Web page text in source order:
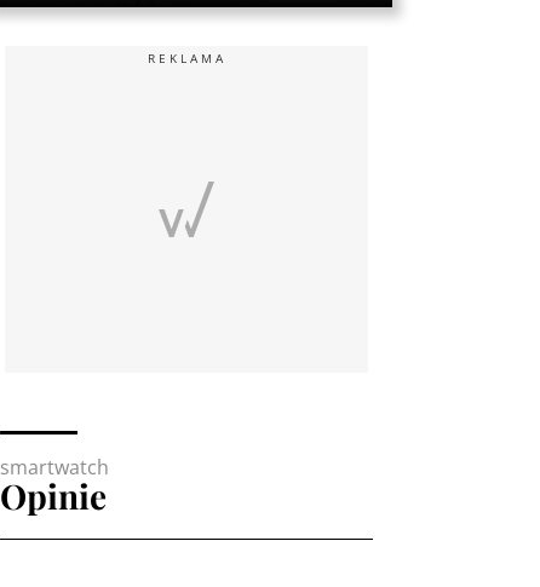
REKLAMA
smartwatch
Opinie